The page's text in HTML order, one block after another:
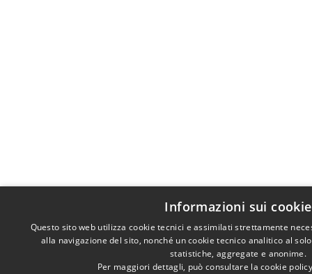
Informazioni sui cookie
Questo sito web utilizza cookie tecnici e assimilati strettamente
alla navigazione del sito, nonché un cookie tecnico analitico al
statistiche, aggregate e anonime.
Per maggiori dettagli, può consultare la cookie